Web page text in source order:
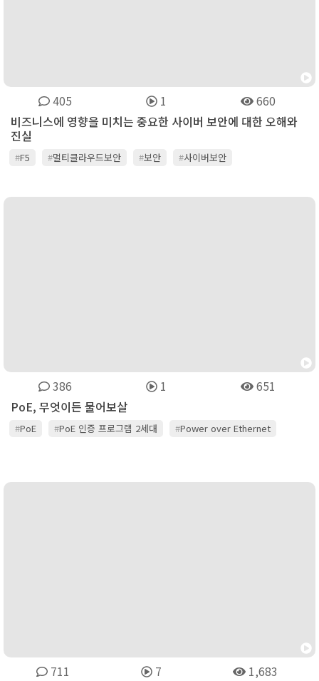
405 1
660
비즈니스에 영향을 미치는 중요한 사이버 보안에 대한 오해와
진실
#F5 #멀티클라우드보안 #보안 #사이버보안
386 1
651
PoE, 무엇이든 물어보살
#PoE #PoE 인증 프로그램 2세대 #Power over Ethernet
711 7
1,683